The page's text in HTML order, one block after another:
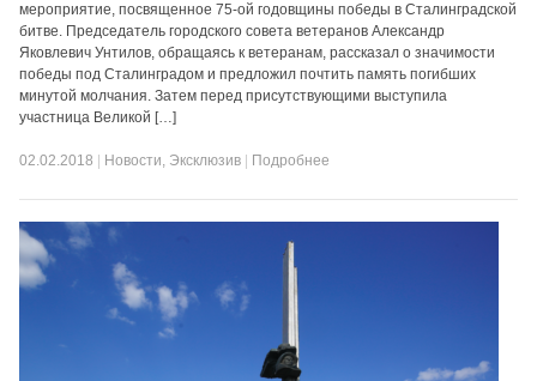
мероприятие, посвященное 75-ой годовщины победы в Сталинградской
битве. Председатель городского совета ветеранов Александр
Яковлевич Унтилов, обращаясь к ветеранам, рассказал о значимости
победы под Сталинградом и предложил почтить память погибших
минутой молчания. Затем перед присутствующими выступила
участница Великой […]
02.02.2018 Новости, Эксклюзив Подробнее